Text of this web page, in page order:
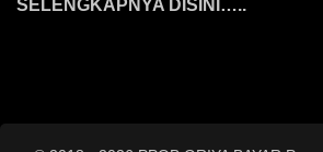
SELENGKAPNYA DISINI…..